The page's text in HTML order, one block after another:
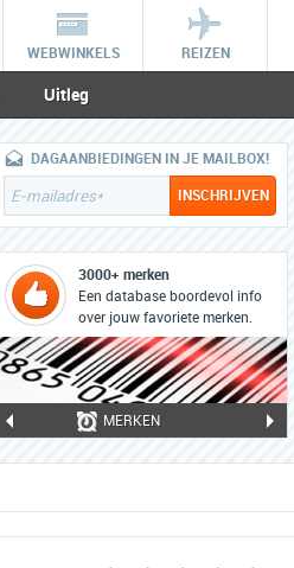
WEBWINKELS REIZEN
Uitleg
DAGAANBIEDINGEN IN JE MAILBOX!
3000+ merken
Een database boordevol info
over jouw favoriete merken.
MERKEN